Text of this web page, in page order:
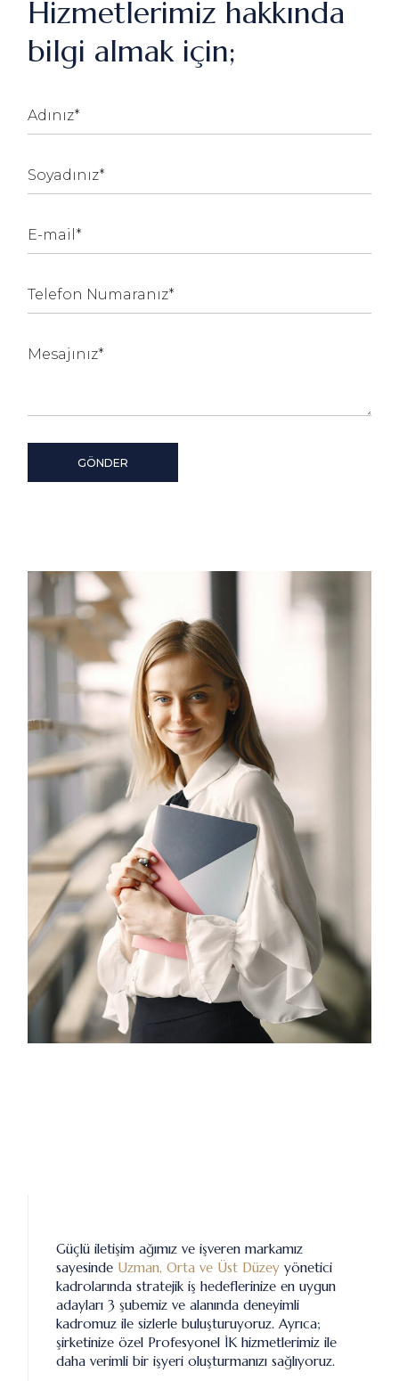
Hizmetlerimiz hakkında
bilgi almak için;
GÖNDER
Güçlü iletişim ağımız ve işveren markamız
sayesinde Uzman, Orta ve Üst Düzeyyönetici
kadrolarında stratejik iş hedeflerinize en uygun
adayları 3 şubemiz ve alanında deneyimli
kadromuz ile sizlerle buluşturuyoruz. Ayrıca;
şirketinize özel Profesyonel İK hizmetlerimiz ile
daha verimli bir işyeri oluşturmanızı sağlıyoruz.